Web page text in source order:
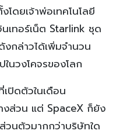
ดยเจ้าพ่อเทคโนโลยี
เทอร์เน็ต Starlink ชุด
งกล่าวได้เพิ่มจำนวน
นวงโคจรของโลก
ปิดตัวในเดือน
งส่วน แต่ SpaceX ก็ยัง
วนตัวมากกว่าบริษัทใด